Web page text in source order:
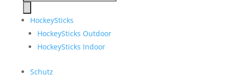
HockeySticks
HockeySticks Outdoor
HockeySticks Indoor
Schutz